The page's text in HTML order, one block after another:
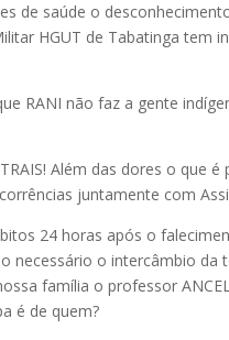
de saúde o
HGUT de Tabatinga tem
RANI não faz a gente
Além das dores o que
juntamente com
24 horas após o
necessário o intercâmbio
família o professor
é de quem?